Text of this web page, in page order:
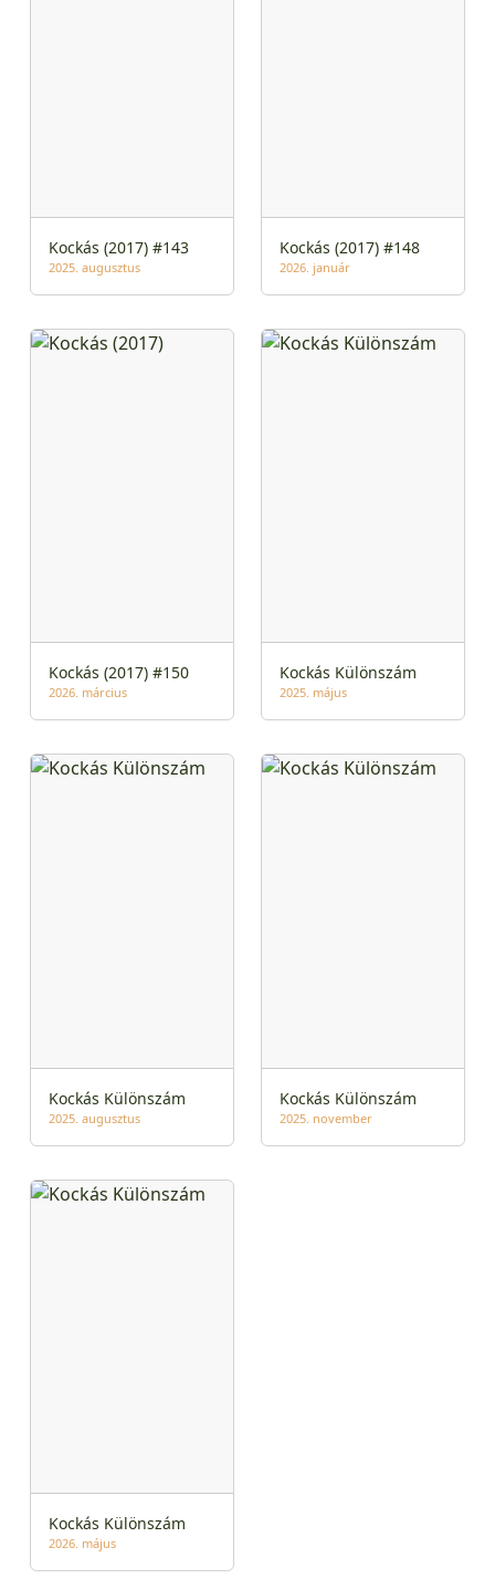
Kockás (2017) #143
2025. augusztus
Kockás (2017) #148
2026. január
Kockás (2017) #150
2026. március
Kockás Különszám
2025. május
Kockás Különszám
2025. augusztus
Kockás Különszám
2025. november
Kockás Különszám
2026. május